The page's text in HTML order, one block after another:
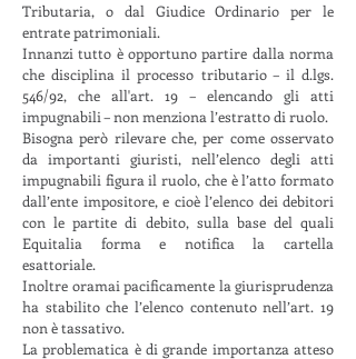
Tributaria, o dal Giudice Ordinario per le
entrate patrimoniali.
Innanzi tutto è opportuno partire dalla norma
che disciplina il processo tributario – il d.lgs.
546/92, che all'art. 19 – elencando gli atti
impugnabili – non menziona l’estratto di ruolo.
Bisogna però rilevare che, per come osservato
da importanti giuristi, nell’elenco degli atti
impugnabili figura il ruolo, che è l’atto formato
dall’ente impositore, e cioè l’elenco dei debitori
con le partite di debito, sulla base del quali
Equitalia forma e notifica la cartella
esattoriale.
Inoltre oramai pacificamente la giurisprudenza
ha stabilito che l’elenco contenuto nell’art. 19
non è tassativo.
La problematica è di grande importanza atteso